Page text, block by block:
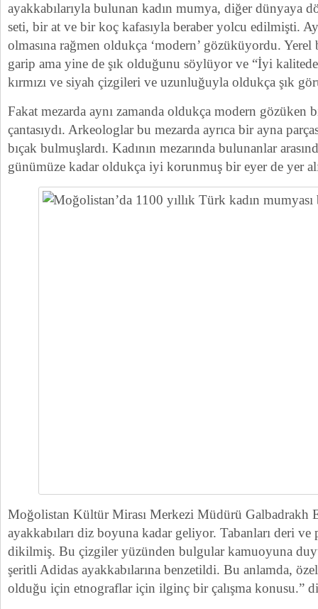
ayakkabılarıyla bulunan kadın mumya, diğer dünyaya
seti, bir at ve bir koç kafasıyla beraber yolcu edilmişti.
olmasına rağmen oldukça ‘modern’ gözüküyordu. Yerel
garip ama yine de şık olduğunu söylüyor ve “İyi
kırmızı ve siyah çizgileri ve uzunluğuyla oldukça şık
Fakat mezarda aynı zamanda oldukça modern gözüken
çantasıydı. Arkeologlar bu mezarda ayrıca bir ayna
bıçak bulmuşlardı. Kadının mezarında bulunanlar
günümüze kadar oldukça iyi korunmuş bir eyer de yer
Moğolistan Kültür Mirası Merkezi Müdürü Galbadrakh
ayakkabıları diz boyuna kadar geliyor. Tabanları deri ve
dikilmiş. Bu çizgiler yüzünden bulgular kamuoyuna
şeritli Adidas ayakkabılarına benzetildi. Bu anlamda,
olduğu için etnograflar için ilginç bir çalışma konusu.”